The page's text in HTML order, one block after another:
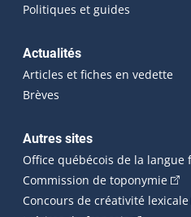
Politiques et guides
Actualités
Articles et fiches en vedette
Brèves
Autres sites
Office québécois de la langue
Commission de toponymie
Concours de créativité lexicale